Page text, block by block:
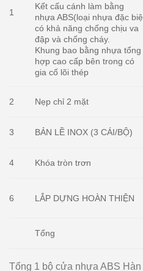
1
Kết cấu cánh làm bằng
nhựa ABS(loại nhựa đặc
có khả năng chống chịu va
đập và chống cháy.
Khung bao bằng nhựa tổng
hợp cao cấp bên trong có
gia cố lõi thép
2 Nẹp chỉ 2 mặt
3 BẢN LỀ INOX (3 CÁI/BỘ)
4 Khóa tròn trơn
6 LẮP DỰNG HOÀN THIỆN
Tổng
Tổng 1 bộ cửa nhựa ABS